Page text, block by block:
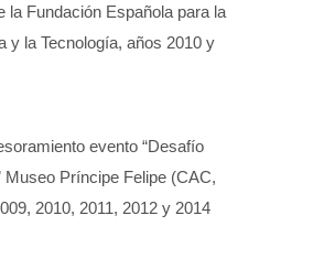
la Fundación Española para la
y la Tecnología, años 2010 y
evento “Desafío
Museo Príncipe Felipe (CAC,
2010, 2011, 2012 y 2014